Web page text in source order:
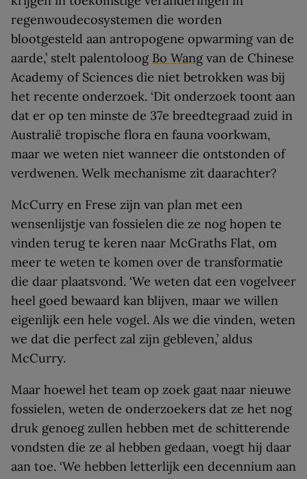
regenwoudecosystemen die worden
blootgesteld aan antropogene opwarming van de
aarde,’ stelt palentoloog Bo Wang van de Chinese
Academy of Sciences die niet betrokken was bij
het recente onderzoek. ‘Dit onderzoek toont aan
dat er op ten minste de 37e breedtegraad zuid in
Australië tropische flora en fauna voorkwam,
maar we weten niet wanneer die ontstonden of
verdwenen. Welk mechanisme zit daarachter?
McCurry en Frese zijn van plan met een
wensenlijstje van fossielen die ze nog hopen te
vinden terug te keren naar McGraths Flat, om
meer te weten te komen over de transformatie
die daar plaatsvond. ‘We weten dat een vogelveer
heel goed bewaard kan blijven, maar we willen
eigenlijk een hele vogel. Als we die vinden, weten
we dat die perfect zal zijn gebleven,’ aldus
McCurry.
Maar hoewel het team op zoek gaat naar nieuwe
fossielen, weten de onderzoekers dat ze het nog
druk genoeg zullen hebben met de schitterende
vondsten die ze al hebben gedaan, voegt hij daar
aan toe. ‘We hebben letterlijk een decennium aan